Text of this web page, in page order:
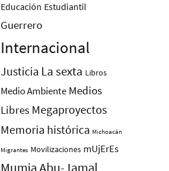
Educación Estudiantil
Guerrero
Internacional
Justicia La sexta Libros
Medio Ambiente Medios
Libres Megaproyectos
Memoria histórica Michoacán
Migrantes Movilizaciones mUjErEs